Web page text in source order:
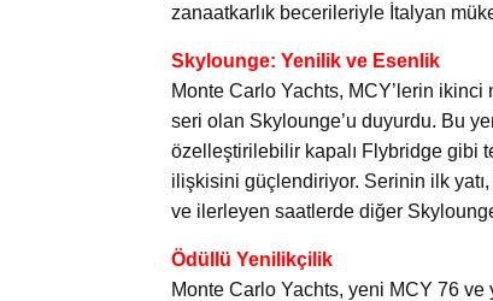
zanaatkarlık becerileriyle İtalyan
Skylounge: Yenilik ve Esenlik
Monte Carlo Yachts, MCY’lerin
seri olan Skylounge’u duyurdu. Bu
özelleştirilebilir kapalı Flybridge gibi
ilişkisini güçlendiriyor. Serinin ilk
ve ilerleyen saatlerde diğer
Ödüllü Yenilikçilik
Monte Carlo Yachts, yeni MCY 76